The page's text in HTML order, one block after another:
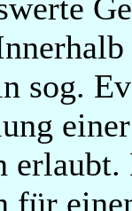
sog.
für